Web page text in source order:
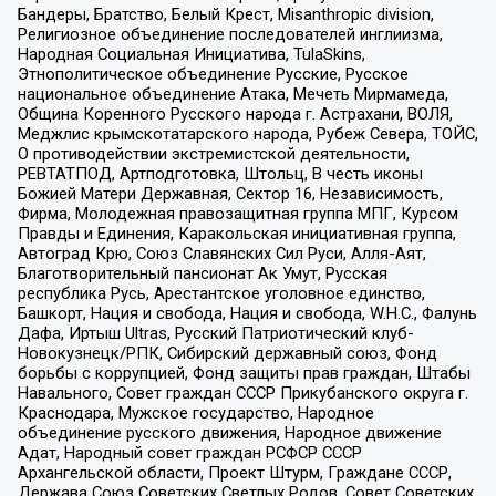
Бандеры, Братство, Белый Крест, Misanthropic division,
Религиозное объединение последователей инглиизма,
Народная Социальная Инициатива, TulaSkins,
Этнополитическое объединение Русские, Русское
национальное объединение Атака, Мечеть Мирмамеда,
Община Коренного Русского народа г. Астрахани, ВОЛЯ,
Меджлис крымскотатарского народа, Рубеж Севера, ТОЙС,
О противодействии экстремистской деятельности,
РЕВТАТПОД, Артподготовка, Штольц, В честь иконы
Божией Матери Державная, Сектор 16, Независимость,
Фирма, Молодежная правозащитная группа МПГ, Курсом
Правды и Единения, Каракольская инициативная группа,
Автоград Крю, Союз Славянских Сил Руси, Алля-Аят,
Благотворительный пансионат Ак Умут, Русская
республика Русь, Арестантское уголовное единство,
Башкорт, Нация и свобода, Нация и свобода, W.H.С., Фалунь
Дафа, Иртыш Ultras, Русский Патриотический клуб-
Новокузнецк/РПК, Сибирский державный союз, Фонд
борьбы с коррупцией, Фонд защиты прав граждан, Штабы
Навального, Совет граждан СССР Прикубанского округа г.
Краснодара, Мужское государство, Народное
объединение русского движения, Народное движение
Адат, Народный совет граждан РСФСР СССР
Архангельской области, Проект Штурм, Граждане СССР,